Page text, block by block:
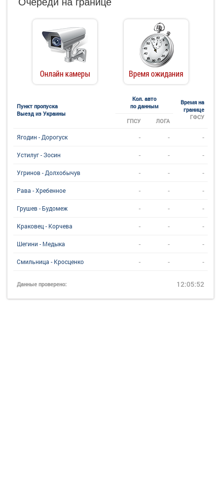
Онлайн камеры Время ожидания
Пункт пропуска
Выезд из Украины
Кол. авто
по данным
Время на
границе
ГФСУ
ГПСУ ЛОГА
Ягодин - Дорогуск - - -
Устилуг - Зосин - - -
Угринов - Долхобычув - - -
Рава - Хребенное - - -
Грушев - Будомеж - - -
Краковец - Корчева - - -
Шегини - Медыка - - -
Смильница - Кросценко - - -
Данные проверено: 12:05:52